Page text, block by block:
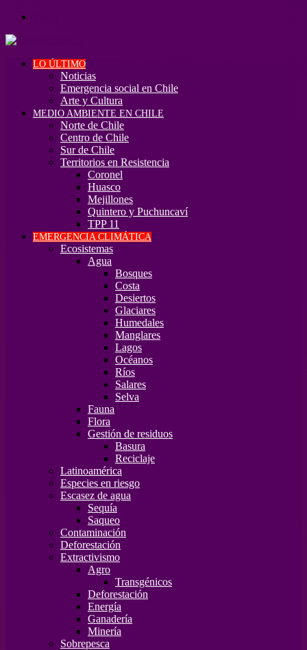
LO ÚLTIMO
Noticias
Emergencia social en Chile
Arte y Cultura
MEDIO AMBIENTE EN CHILE
Norte de Chile
Centro de Chile
Sur de Chile
Territorios en Resistencia
Coronel
Huasco
Mejillones
Quintero y Puchuncaví
TPP 11
EMERGENCIA CLIMÁTICA
Ecosistemas
Agua
Bosques
Costa
Desiertos
Glaciares
Humedales
Manglares
Lagos
Océanos
Ríos
Salares
Selva
Fauna
Flora
Gestión de residuos
Basura
Reciclaje
Latinoamérica
Especies en riesgo
Escasez de agua
Sequía
Saqueo
Contaminación
Deforestación
Extractivismo
Agro
Transgénicos
Deforestación
Energía
Ganadería
Minería
Sobrepesca